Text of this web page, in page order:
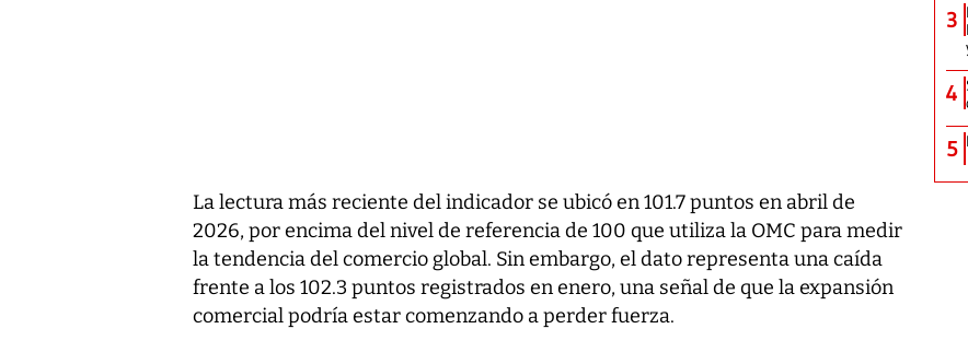
La lectura más reciente del indicador se ubicó en 101.7 puntos en abril de
2026, por encima del nivel de referencia de 100 que utiliza la OMC para medir
la tendencia del comercio global. Sin embargo, el dato representa una caída
frente a los 102.3 puntos registrados en enero, una señal de que la expansión
comercial podría estar comenzando a perder fuerza.
3
4
5